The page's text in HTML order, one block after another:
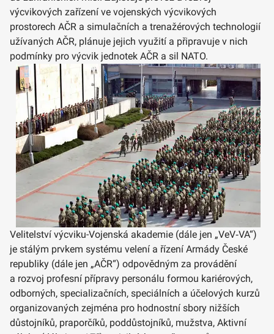
výcvikových zařízení ve vojenských výcvikových
prostorech AČR a simulačních a trenažérových technologií
užívaných AČR, plánuje jejich využití a připravuje v nich
podmínky pro výcvik jednotek AČR a sil NATO.
Velitelství výcviku-Vojenská akademie (dále jen „VeV‑VA“)
je stálým prvkem systému velení a řízení Armády České
republiky (dále jen „AČR“) odpovědným za provádění
a rozvoj profesní přípravy personálu formou kariérových,
odborných, specializačních, speciálních a účelových kurzů
organizovaných zejména pro hodnostní sbory nižších
důstojníků, praporčíků, poddůstojníků, mužstva, Aktivní